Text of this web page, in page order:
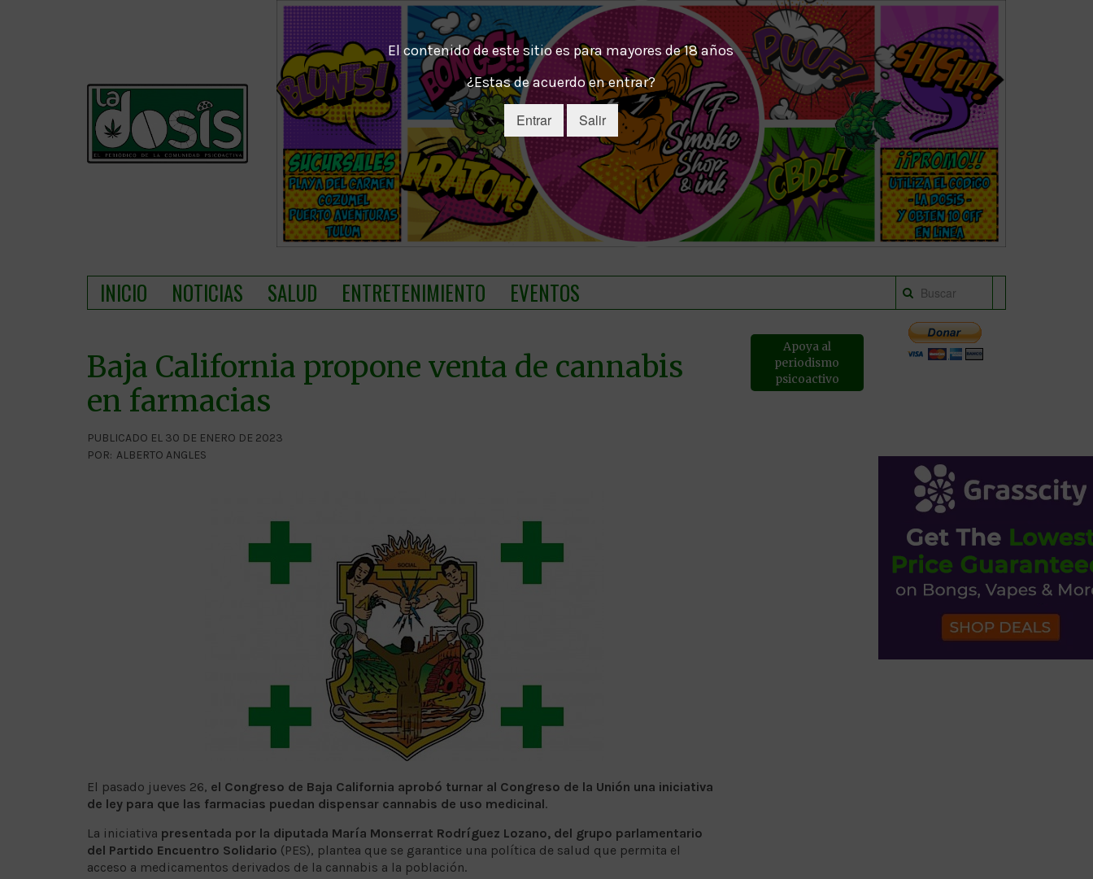
El contenido de este sitio es para mayores de 18 años
¿Estas de acuerdo en entrar?
Entrar Salir
INICIO NOTICIAS SALUD ENTRETENIMIENTO EVENTOS
Baja California propone venta de cannabis
en farmacias
PUBLICADO EL 30 DE ENERO DE 2023
POR: ALBERTO ANGLES
El pasado jueves 26, el Congreso de Baja California aprobó turnar al Congreso de la Unión una iniciativa
de ley para que las farmacias puedan dispensar cannabis de uso medicinal.
La iniciativa presentada por la diputada María Monserrat Rodríguez Lozano, del grupo parlamentario
del Partido Encuentro Solidario (PES), plantea que se garantice una política de salud que permita el
acceso a medicamentos derivados de la cannabis a la población.
Apoya al
periodismo
psicoactivo